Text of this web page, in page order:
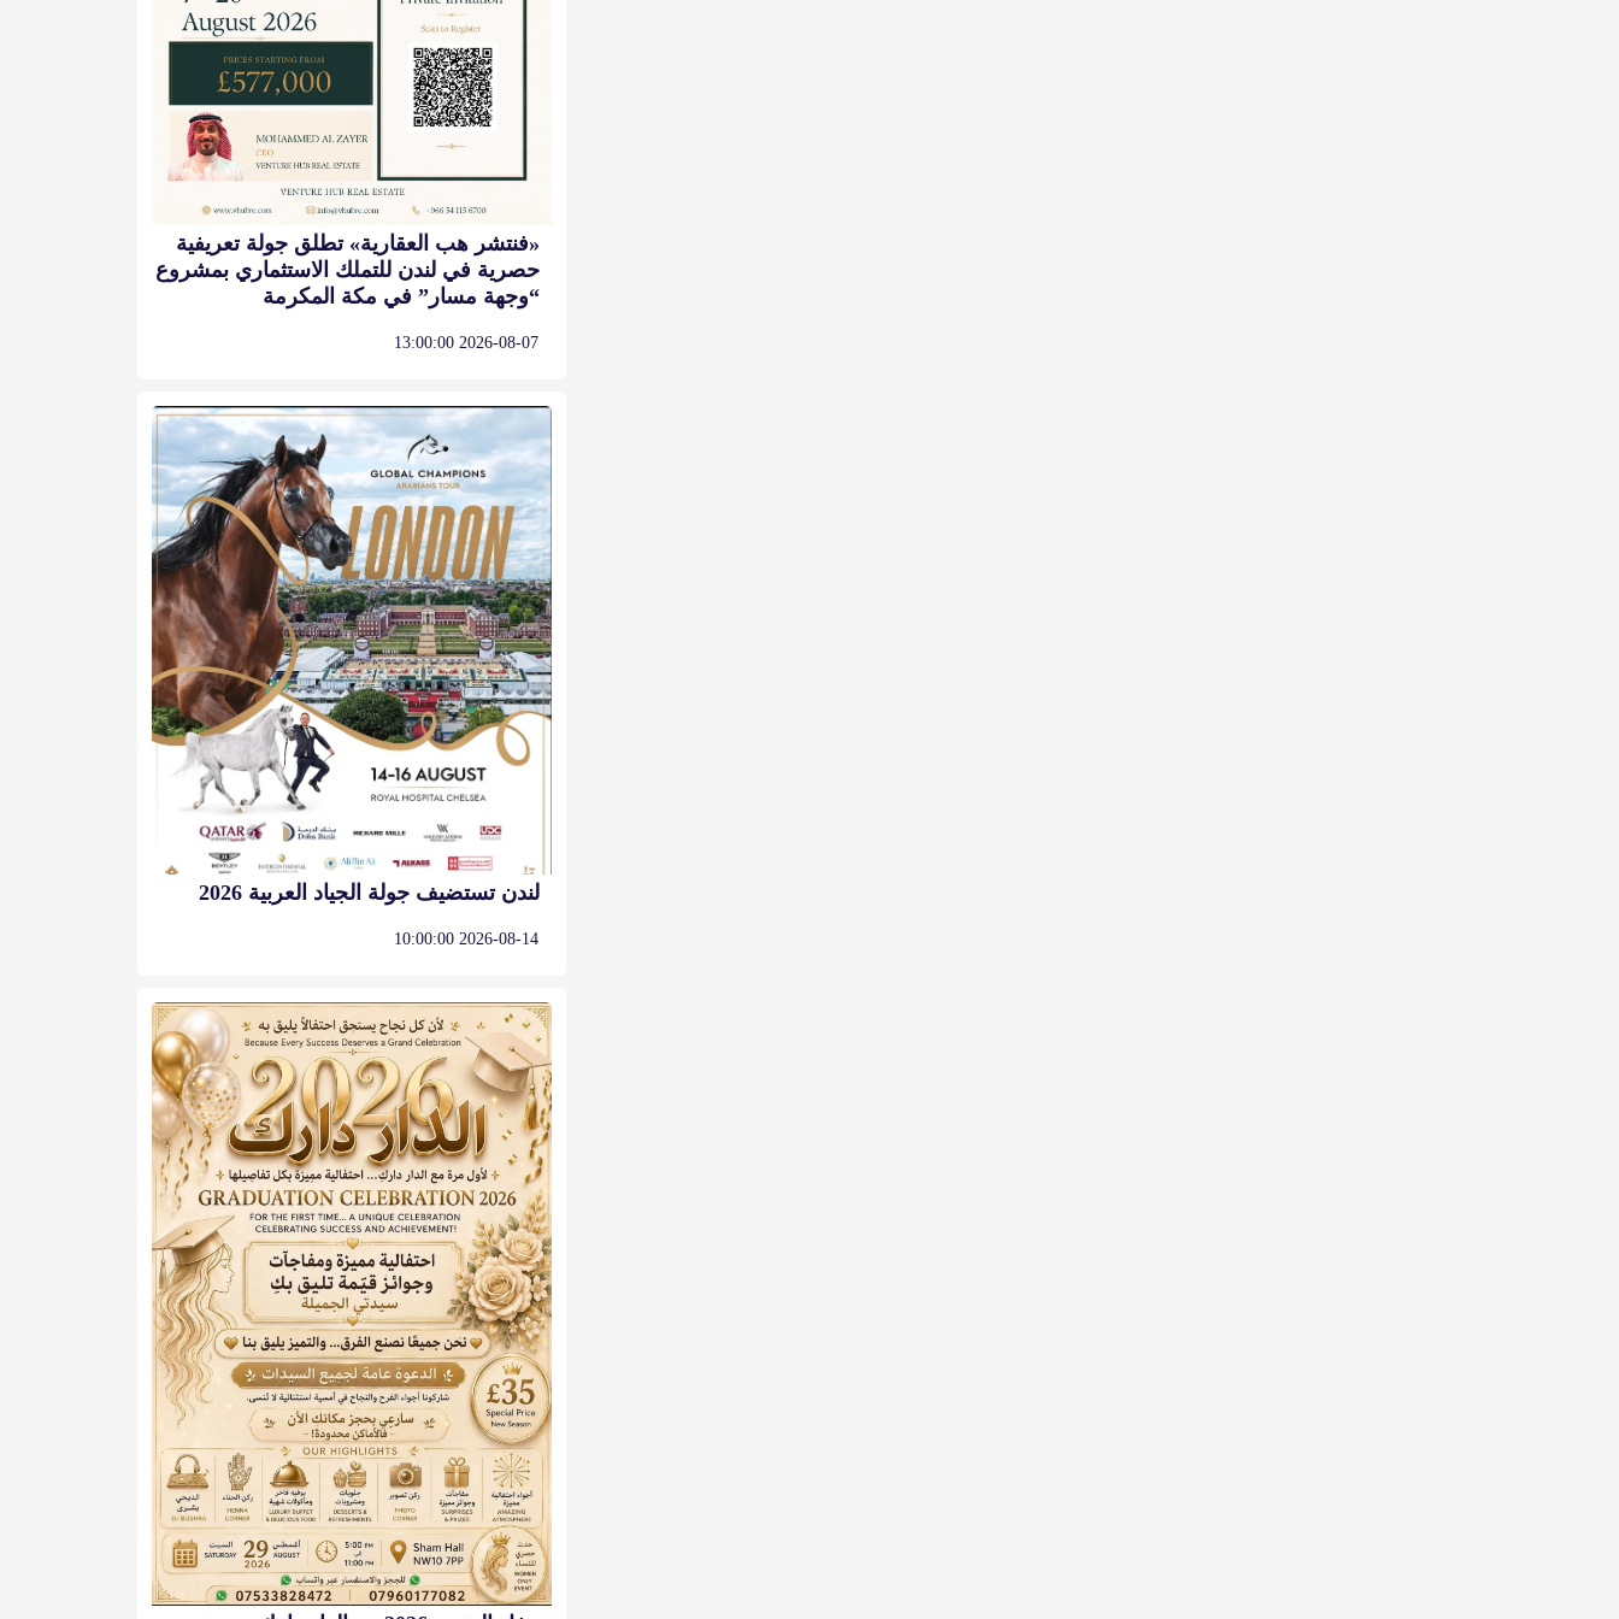
«فنتشر هب العقارية» تطلق جولة تعريفية
حصرية في لندن للتملك الاستثماري بمشروع
“وجهة مسار” في مكة المكرمة
2026-08-07 13:00:00
لندن تستضيف جولة الجياد العربية 2026
2026-08-14 10:00:00